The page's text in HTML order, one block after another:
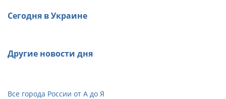
Сегодня в Украине
Другие новости дня
Все города России от А до Я